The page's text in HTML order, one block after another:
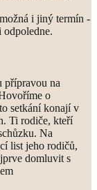
i jiný termín -
odpoledne.
přípravou na
o
setkání konají v
Ti rodiče, kteří
Na
list jeho rodičů,
domluvit s